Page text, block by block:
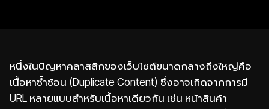
หนึ่งในปัญหาคลาสสิกของเว็บไซต์ขนาดกลางถึงใหญ่คือ
เนื้อหาซ้ำซ้อน (Duplicate Content) ซึ่งอาจเกิดจากการมี
URL หลายแบบสำหรับเนื้อหาเดียวกัน เช่น หน้าสินค้า